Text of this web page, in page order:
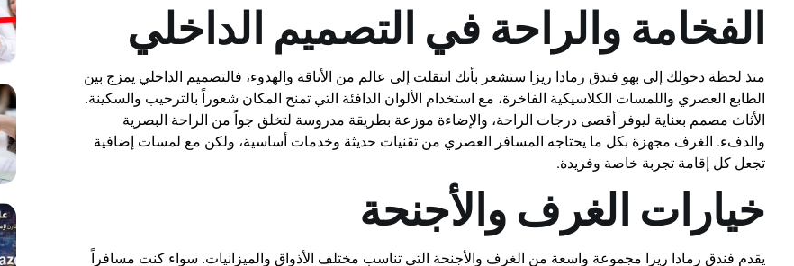
الفخامة والراحة في التصميم الداخلي
منذ لحظة دخولك إلى بهو فندق رمادا ريزا ستشعر بأنك انتقلت إلى عالم من الأناقة والهدوء، فالتصميم الداخلي يمزج بين
الطابع العصري واللمسات الكلاسيكية الفاخرة، مع استخدام الألوان الدافئة التي تمنح المكان شعوراً بالترحيب والسكينة.
الأثاث مصمم بعناية ليوفر أقصى درجات الراحة، والإضاءة موزعة بطريقة مدروسة لتخلق جواً من الراحة البصرية
والدفء. الغرف مجهزة بكل ما يحتاجه المسافر العصري من تقنيات حديثة وخدمات أساسية، ولكن مع لمسات إضافية
تجعل كل إقامة تجربة خاصة وفريدة.
خيارات الغرف والأجنحة
يقدم فندق رمادا ريزا مجموعة واسعة من الغرف والأجنحة التي تناسب مختلف الأذواق والميزانيات. سواء كنت مسافراً